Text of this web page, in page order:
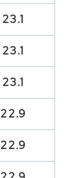
23.1
23.1
23.1
22.9
22.9